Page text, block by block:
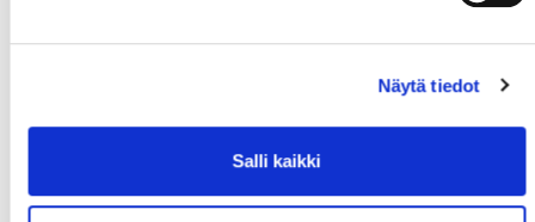
Näytä tiedot
Salli kaikki
SPORT-SUKAT
10,00 €